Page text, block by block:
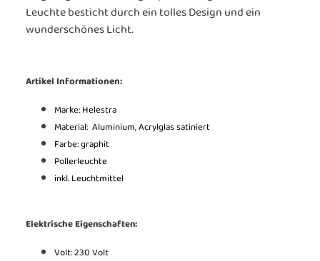
Leuchte besticht durch ein tolles Design und ein
wunderschönes Licht.
Artikel Informationen:
Marke: Helestra
Material: Aluminium, Acrylglas satiniert
Farbe: graphit
Pollerleuchte
inkl. Leuchtmittel
Elektrische Eigenschaften:
Volt: 230 Volt